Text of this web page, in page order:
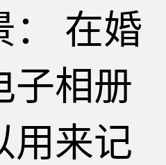
： 在婚
子相册
用来记